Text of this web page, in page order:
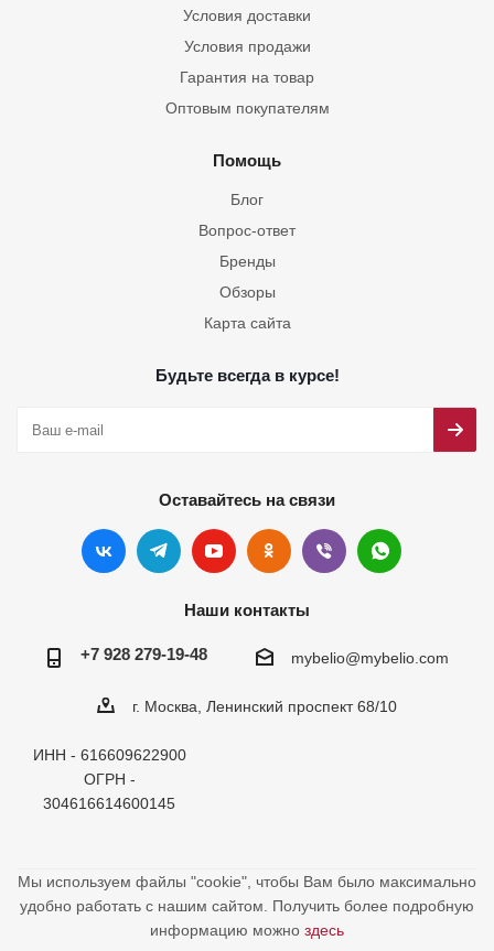
Условия доставки
Условия продажи
Гарантия на товар
Оптовым покупателям
Помощь
Блог
Вопрос-ответ
Бренды
Обзоры
Карта сайта
Будьте всегда в курсе!
Оставайтесь на связи
Наши контакты
+7 928 279-19-48 mybelio@mybelio.com
г. Москва, Ленинский проспект 68/10
ИНН - 616609622900
ОГРН -
304616614600145
Мы используем файлы "cookie", чтобы Вам было максимально
удобно работать с нашим сайтом. Получить более подробную
информацию можно здесь